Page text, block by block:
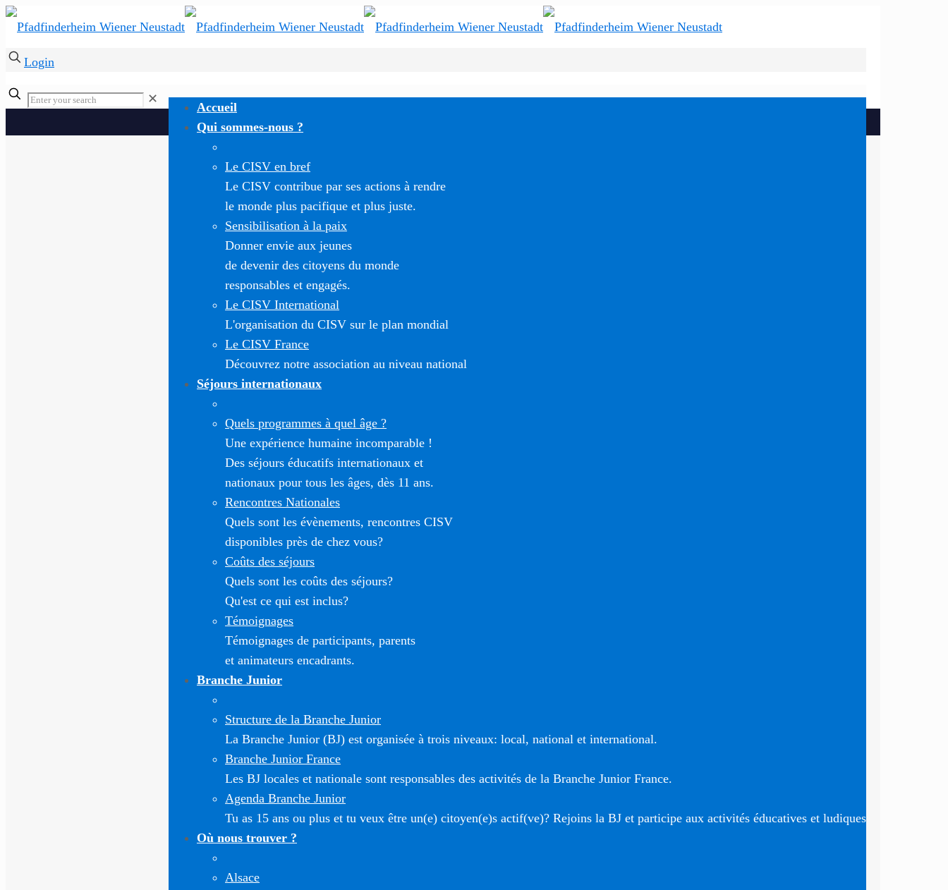
Login
Accueil
Qui sommes-nous ?
Le CISV en bref
Le CISV contribue par ses actions à rendre
le monde plus pacifique et plus juste.
Sensibilisation à la paix
Donner envie aux jeunes
de devenir des citoyens du monde
responsables et engagés.
Le CISV International
L'organisation du CISV sur le plan mondial
Le CISV France
Découvrez notre association au niveau national
Séjours internationaux
Quels programmes à quel âge ?
Une expérience humaine incomparable !
Des séjours éducatifs internationaux et
nationaux pour tous les âges, dès 11 ans.
Rencontres Nationales
Quels sont les évènements, rencontres CISV
disponibles près de chez vous?
Coûts des séjours
Quels sont les coûts des séjours?
Qu'est ce qui est inclus?
Témoignages
Témoignages de participants, parents
et animateurs encadrants.
Branche Junior
Structure de la Branche Junior
La Branche Junior (BJ) est organisée à trois niveaux: local, national et international.
Branche Junior France
Les BJ locales et nationale sont responsables des activités de la Branche Junior France.
Agenda Branche Junior
Tu as 15 ans ou plus et tu veux être un(e) citoyen(e)s actif(ve)? Rejoins la BJ et participe aux activités éducatives et ludiques
Où nous trouver ?
Alsace
✕